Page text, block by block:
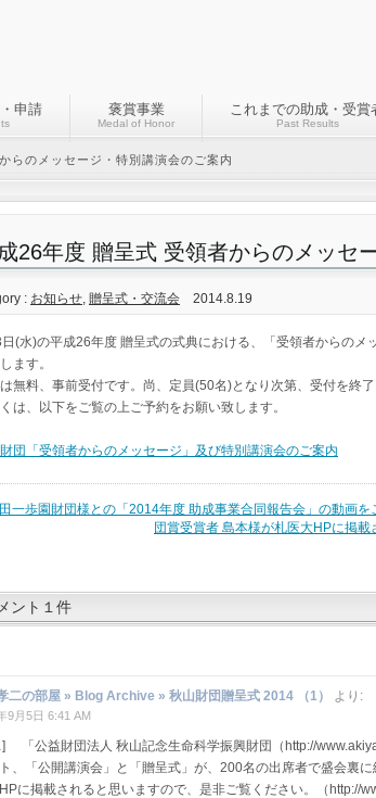
申請 褒賞事業
Medal of Honor
これまでの助成・受賞
Past Results
らのメッセージ・特別講演会のご案内
26年度 贈呈式 受領者からのメッセ
: お知らせ, 贈呈式・交流会 2014.8.19
(水)の平成26年度 贈呈式の式典における、「受領者からのメ
ます。
無料、事前受付です。尚、定員(50名)となり次第、受付を終
は、以下をご覧の上ご予約をお願い致します。
団「受領者からのメッセージ」及び特別講演会のご案内
一歩園財団様との「2014年度 助成事業合同報告会」の動画を
団賞受賞者 島本様が札医大HPに掲載
ント１件
二の部屋 » Blog Archive » 秋山財団贈呈式 2014 （1） より:
9月5日 6:41 AM
「公益財団法人 秋山記念生命科学振興財団（http://
、「公開講演会」と「贈呈式」が、200名の出席者で盛会裏
に掲載されると思いますので、是非ご覧ください。（http://